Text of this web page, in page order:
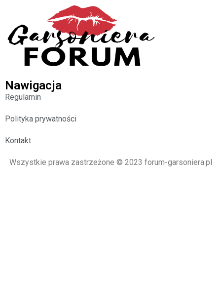
Nawigacja
Regulamin
Polityka prywatności
Kontakt
Wszystkie prawa zastrzeżone © 2023 forum-garsoniera.pl